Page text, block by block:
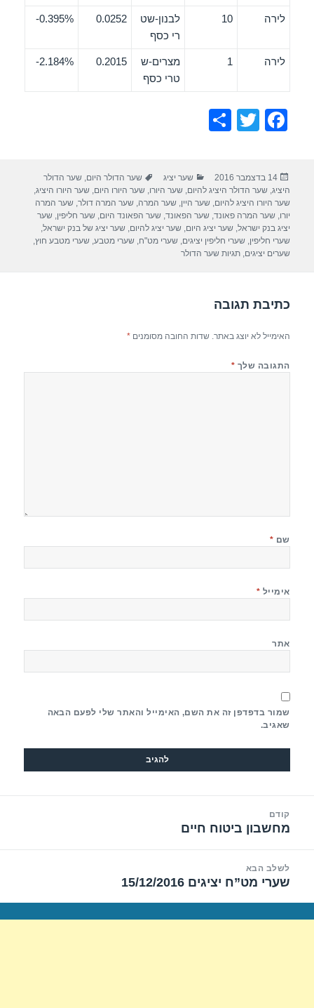
לירה 10
לבנון-שט
רי כסף
0.0252
0.395%-
לירה 1
מצרים-ש
טרי כסף
0.2015
2.184%-
F
e
b
o
o
T
er
e
פורסם
בתאריך
14 בדצמבר 2016 קטגוריות
שער יציג תגיות
שער הדולר היום,שער הדולר
היציג,שער הדולר היציג להיום,שער היורו,שער היורו היום,שער היורו היציג,
שער היורו היציג להיום,שער היין,שער המרה,שער המרה דולר,שער המרה
יורו,שער המרה פאונד,שער הפאונד,שער הפאונד היום,שער חליפין,שער
יציג בנק ישראל,שער יציג היום,שער יציג להיום,שער יציג של בנק ישראל,
שערי חליפין,שערי חליפין יציגים,שערי מט"ח,שערי מטבע,שערי מטבע חוץ,
שערים יציגים,תגיות שער הדולר
כתיבת תגובה
האימייל לא יוצג באתר. שדות החובה מסומנים*
התגובה שלך *
שם *
אימייל *
אתר
שמור בדפדפן זה את השם, האימייל והאתר שלי לפעם הבאה
שאגיב.
קודם
הפוסט
מחשבון ביטוח חיים
לשלב הבא
הפוסט
שערי מט”ח יציגים 15/12/2016